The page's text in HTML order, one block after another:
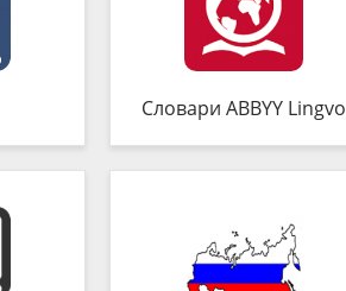
Словари ABBYY Lingvo